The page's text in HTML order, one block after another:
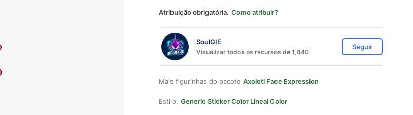
Atribuição obrigatória. Como atribuir?
SoulGIE
Visualizar todos os recursos de 1,840
Seguir
Mais figurinhas do pacote Axolotl Face Expression
Estilo: Generic Sticker Color Lineal Color